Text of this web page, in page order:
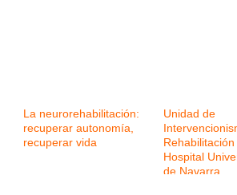
La neurorehabilitación:
recuperar autonomía,
recuperar vida
Unidad de
Hospital
de Navarra